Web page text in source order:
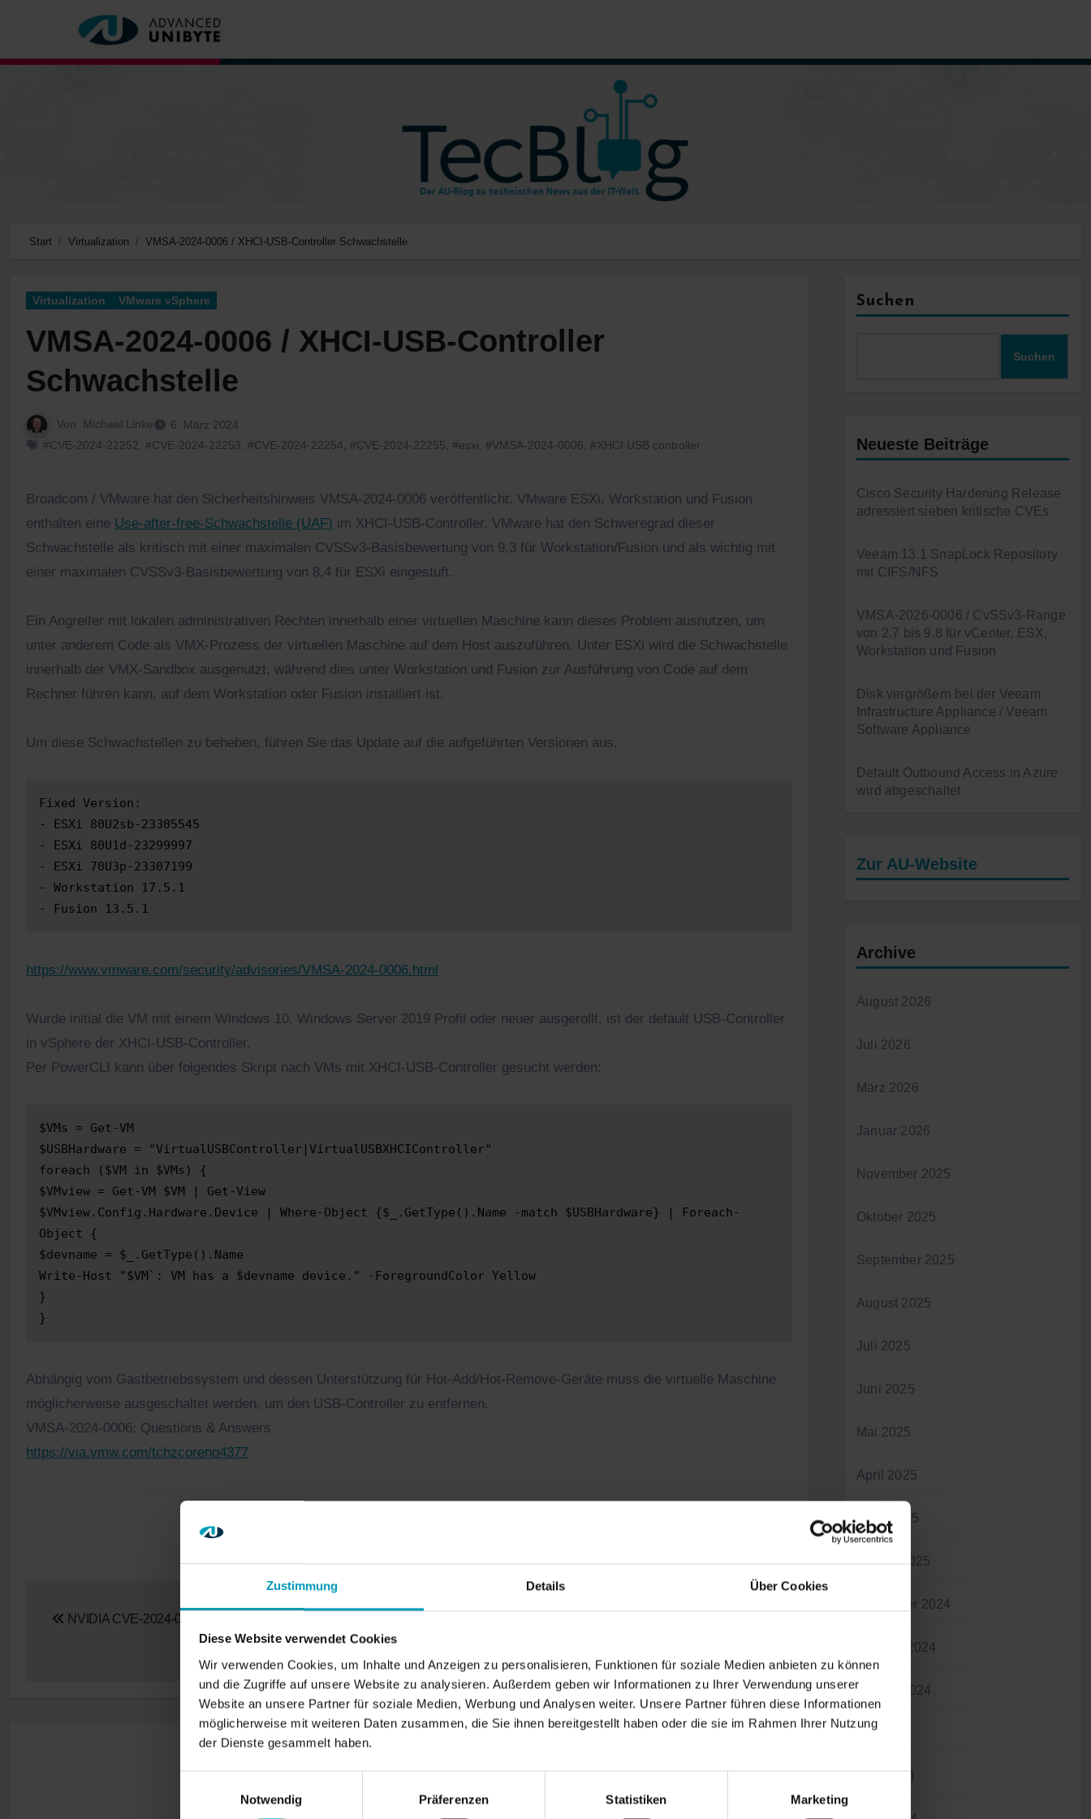
Zustimmung Details Über Cookies
Diese Website verwendet Cookies
Wir verwenden Cookies, um Inhalte und Anzeigen zu personalisieren, Funktionen für soziale Medien anbieten zu können
und die Zugriffe auf unsere Website zu analysieren. Außerdem geben wir Informationen zu Ihrer Verwendung unserer
Website an unsere Partner für soziale Medien, Werbung und Analysen weiter. Unsere Partner führen diese Informationen
möglicherweise mit weiteren Daten zusammen, die Sie ihnen bereitgestellt haben oder die sie im Rahmen Ihrer Nutzung
der Dienste gesammelt haben.
Notwendig
Präferenzen Statistiken Marketing
springen
Start Virtualization VMSA-2024-0006 / XHCI-USB-Controller Schwachstelle
Virtualization VMware vSphere
VMSA-2024-0006 / XHCI-USB-Controller
Schwachstelle
Von Michael Linke
6. März 2024
#CVE-2024-22252 #CVE-2024-22253 #CVE-2024-22254 #CVE-2024-22255 #esxi #VMSA-2024-0006 #XHCI USB controller
Broadcom / VMware hat den Sicherheitshinweis VMSA-2024-0006 veröffentlicht. VMware ESXi, Workstation und Fusion
enthalten eine Use-after-free-Schwachstelle (UAF) im XHCI-USB-Controller. VMware hat den Schweregrad dieser
Schwachstelle als kritisch mit einer maximalen CVSSv3-Basisbewertung von 9,3 für Workstation/Fusion und als wichtig mit
einer maximalen CVSSv3-Basisbewertung von 8,4 für ESXi eingestuft.
Ein Angreifer mit lokalen administrativen Rechten innerhalb einer virtuellen Maschine kann dieses Problem ausnutzen, um
unter anderem Code als VMX-Prozess der virtuellen Maschine auf dem Host auszuführen. Unter ESXi wird die Schwachstelle
innerhalb der VMX-Sandbox ausgenutzt, während dies unter Workstation und Fusion zur Ausführung von Code auf dem
Rechner führen kann, auf dem Workstation oder Fusion installiert ist.
Um diese Schwachstellen zu beheben, führen Sie das Update auf die aufgeführten Versionen aus.
Fixed Version:
- ESXi 80U2sb-23305545
- ESXi 80U1d-23299997
- ESXi 70U3p-23307199
- Workstation 17.5.1
- Fusion 13.5.1
https://www.vmware.com/security/advisories/VMSA-2024-0006.html
Wurde initial die VM mit einem Windows 10, Windows Server 2019 Profil oder neuer ausgerollt, ist der default USB-Controller
in vSphere der XHCI-USB-Controller.
Per PowerCLI kann über folgendes Skript nach VMs mit XHCI-USB-Controller gesucht werden:
$VMs = Get-VM
$USBHardware = "VirtualUSBController|VirtualUSBXHCIController"
foreach ($VM in $VMs) {
$VMview = Get-VM $VM | Get-View
$VMview.Config.Hardware.Device | Where-Object {$_.GetType().Name -match $USBHardware} | Foreach-
Object {
$devname = $_.GetType().Name
Write-Host "$VM`: VM has a $devname device." -ForegroundColor Yellow
}
}
Abhängig vom Gastbetriebssystem und dessen Unterstützung für Hot-Add/Hot-Remove-Geräte muss die virtuelle Maschine
möglicherweise ausgeschaltet werden, um den USB-Controller zu entfernen.
VMSA-2024-0006: Questions & Answers
https://via.vmw.com/tchzcoreno4377
NVIDIA CVE‑2024‑0077
Suchen
Suchen
Neueste Beiträge
Cisco Security Hardening Release
adressiert sieben kritische CVEs
Veeam 13.1 SnapLock Repository
mit CIFS/NFS
VMSA-2026-0006 / CvSSv3-Range
von 2.7 bis 9.8 für vCenter, ESX,
Workstation und Fusion
Disk vergrößern bei der Veeam
Infrastructure Appliance / Veeam
Software Appliance
Default Outbound Access in Azure
wird abgeschaltet
Zur AU-Website
Archive
August 2026
Juli 2026
März 2026
Januar 2026
November 2025
Oktober 2025
September 2025
August 2025
Juli 2025
Juni 2025
Mai 2025
April 2025
März 2025
Januar 2025
November 2024
Oktober 2024
August 2024
Juli 2024
Juni 2024